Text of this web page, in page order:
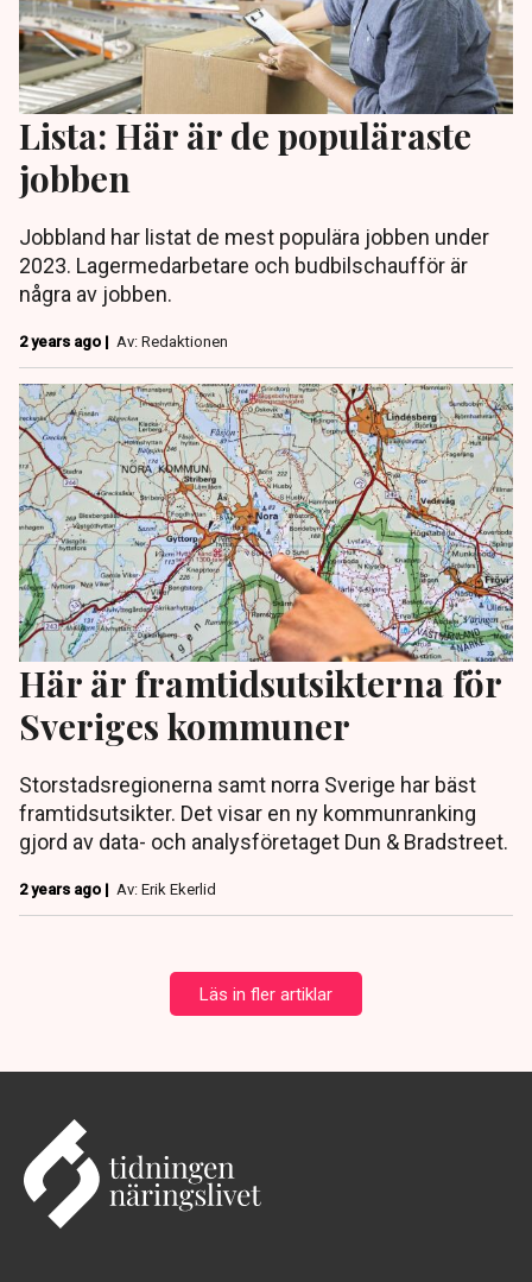
Lista: Här är de populäraste
jobben
Jobbland har listat de mest populära jobben under
2023. Lagermedarbetare och budbilschaufför är
några av jobben.
2 years ago | Av: Redaktionen
Här är framtidsutsikterna för
Sveriges kommuner
Storstadsregionerna samt norra Sverige har bäst
framtidsutsikter. Det visar en ny kommunranking
gjord av data- och analysföretaget Dun & Bradstreet.
2 years ago | Av: Erik Ekerlid
Läs in fler artiklar